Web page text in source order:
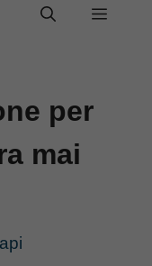
Menu
per
mai